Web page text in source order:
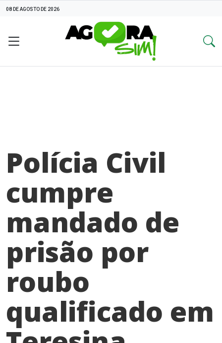
08 DE AGOSTO DE 2026
Polícia Civil
cumpre
mandado de
prisão por
roubo
qualificado em